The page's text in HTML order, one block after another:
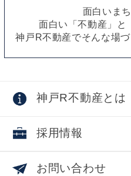
面白いま
面白い「不動産」と
神戸R不動産でそんな場
神戸R不動産とは
採用情報
お問い合わせ